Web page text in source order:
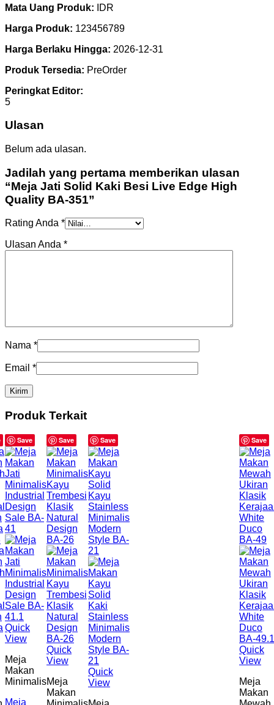
Mata Uang Produk:
IDR
Harga Produk: 123456789
Harga Berlaku Hingga: 2026-12-31
Produk Tersedia: PreOrder
Peringkat Editor:
5
Ulasan
Belum ada ulasan.
Jadilah yang pertama memberikan ulasan
“Meja Jati Solid Kaki Besi Live Edge High
Quality BA-351”
Rating Anda *
Ulasan Anda *
Nama *
Email *
Produk Terkait
Save
Quick
View
Meja
Makan
Minimalis
Meja
Save
Quick
View
Meja
Makan
Save
Quick
View
Save
Quick
View
Meja
Makan